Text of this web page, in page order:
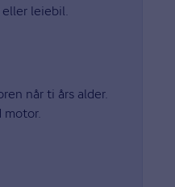
leiebil.
når ti års alder.
motor.